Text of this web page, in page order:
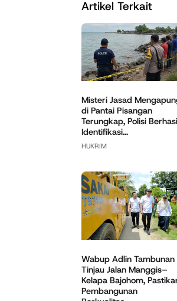
Artikel Terkait
Misteri Jasad
di Pantai Pisangan
Terungkap, Polisi
Identifikasi...
HUKRIM
Wabup Adlin Tambunan
Tinjau Jalan Manggis–
Kelapa Bajohom,
Pembangunan